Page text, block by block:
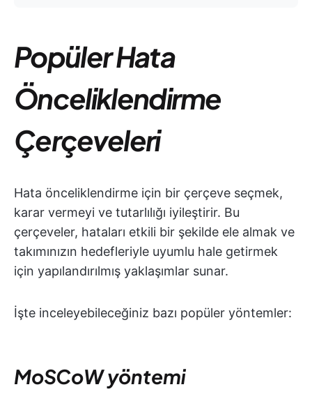
Popüler Hata
Önceliklendirme
Çerçeveleri
Hata önceliklendirme için bir çerçeve seçmek,
karar vermeyi ve tutarlılığı iyileştirir. Bu
çerçeveler, hataları etkili bir şekilde ele almak ve
takımınızın hedefleriyle uyumlu hale getirmek
için yapılandırılmış yaklaşımlar sunar.
İşte inceleyebileceğiniz bazı popüler yöntemler:
MoSCoW yöntemi